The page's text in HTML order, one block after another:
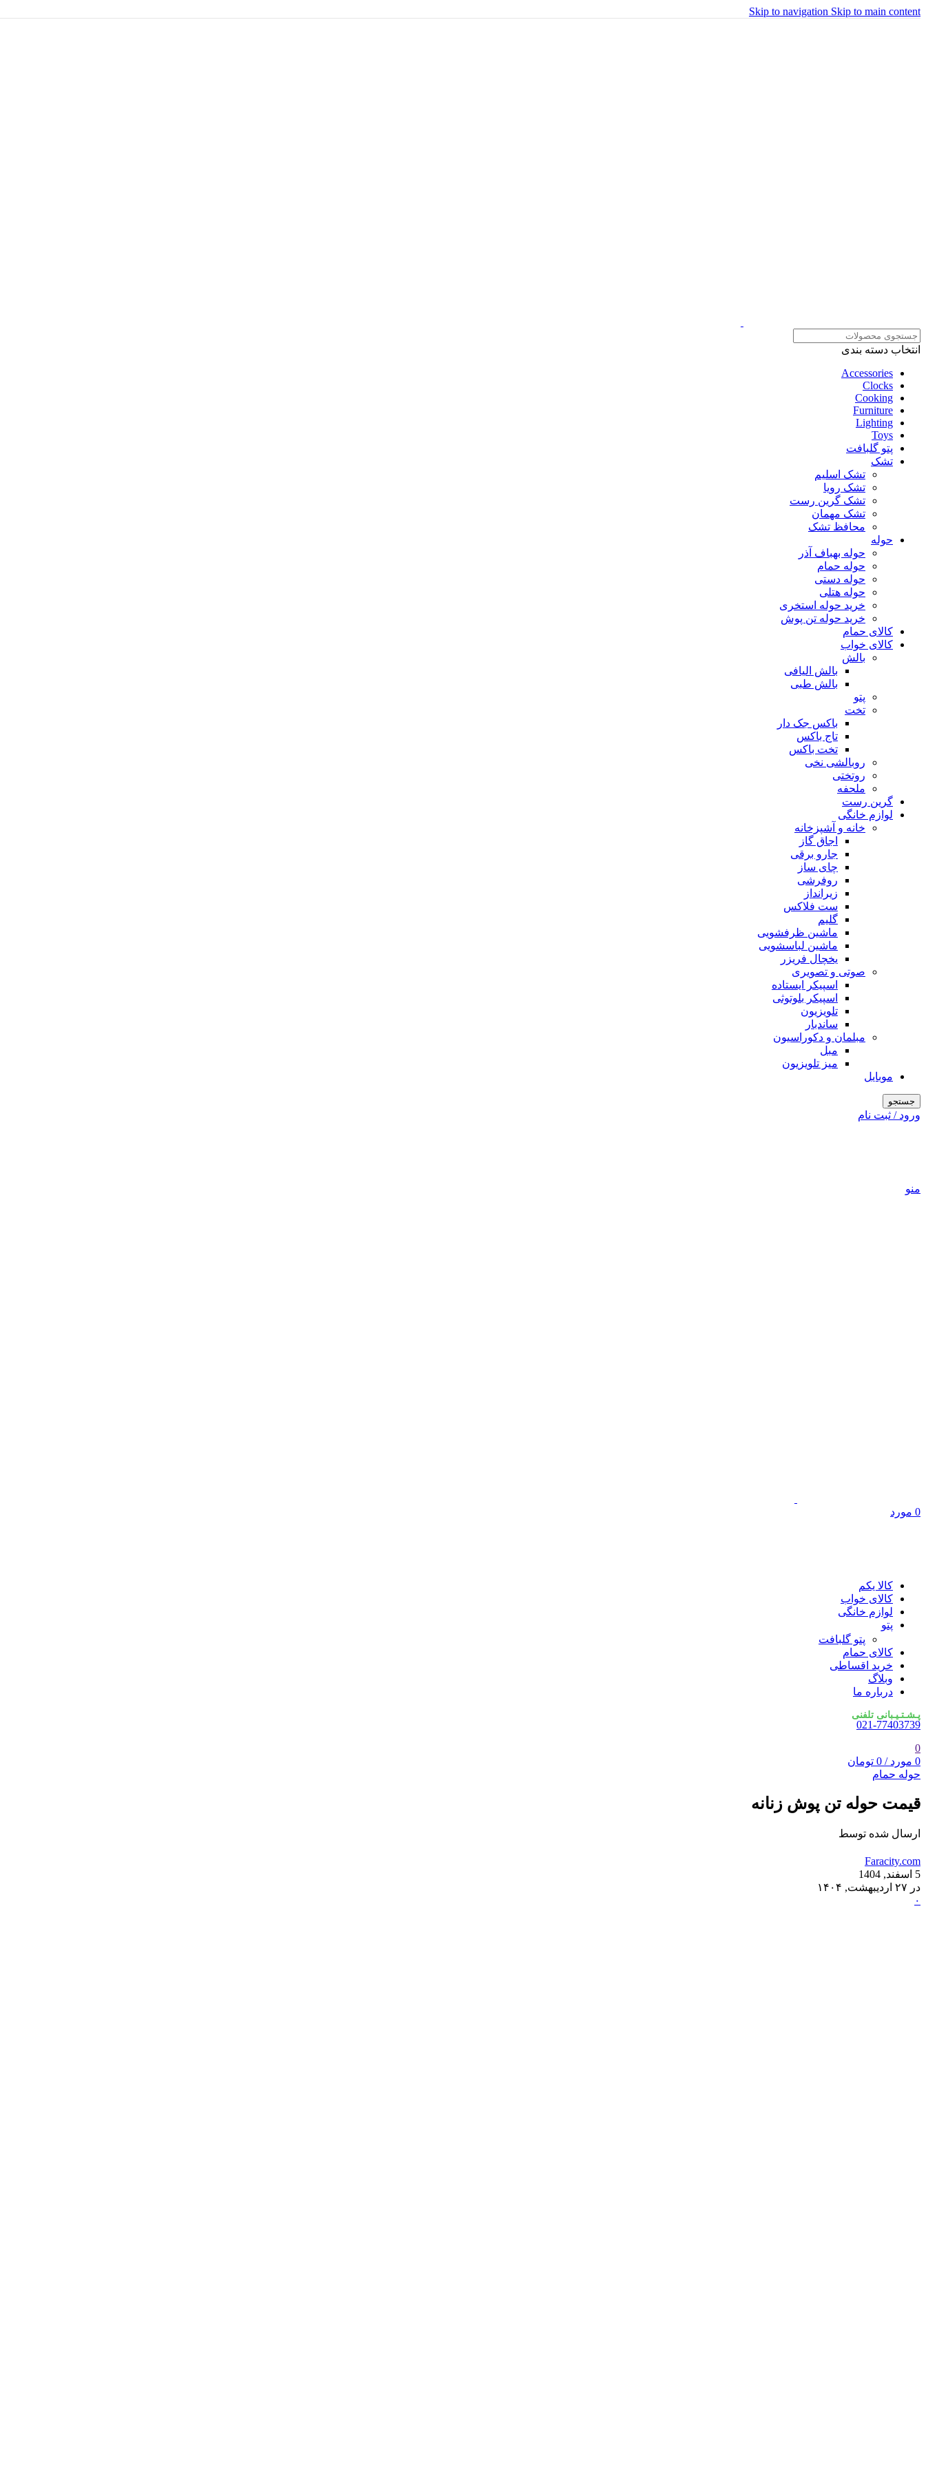
Skip to navigation Skip to main content
انتخاب دسته بندی
Accessories
Clocks
Cooking
Furniture
Lighting
Toys
پتو گلبافت
تشک
تشک اسلیم
تشک رویا
تشک گرین رست
تشک مهمان
محافظ تشک
حوله
حوله بهباف آذر
حوله حمام
حوله دستی
حوله هتلی
خرید حوله استخری
خرید حوله تن پوش
کالای حمام
کالای خواب
بالش
بالش الیافی
بالش طبی
پتو
تخت
باکس جک دار
تاج باکس
تخت باکس
روبالشی نخی
روتختی
ملحفه
گرین رست
لوازم خانگی
خانه و آشپزخانه
اجاق گاز
جارو برقی
چای ساز
روفرشی
زیرانداز
ست فلاکس
گلیم
ماشین ظرفشویی
ماشین لباسشویی
یخچال فریزر
صوتی و تصویری
اسپیکر ایستاده
اسپیکر بلوتوثی
تلویزیون
ساندبار
مبلمان و دکوراسیون
مبل
میز تلویزیون
موبایل
جستجو
ورود / ثبت نام
منو
0 مورد
کالا یکم
کالای خواب
لوازم خانگی
پتو
پتو گلبافت
کالای حمام
خرید اقساطی
وبلاگ
درباره ما
پـشـتـیـبانی تلفنی
021-77403739
0
0 مورد /
0 تومان
حوله حمام
قیمت حوله تن پوش زنانه
ارسال شده توسط
Faracity.com
5 اسفند, 1404
در ۲۷ اردیبهشت, ۱۴۰۴
۰